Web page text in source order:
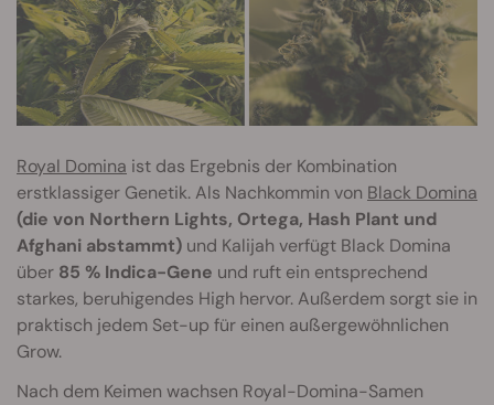
Royal Domina ist das Ergebnis der Kombination
erstklassiger Genetik. Als Nachkommin von Black Domina
(die von Northern Lights, Ortega, Hash Plant und
Afghani abstammt) und Kalijah verfügt Black Domina
über 85 % Indica-Gene und ruft ein entsprechend
starkes, beruhigendes High hervor. Außerdem sorgt sie in
praktisch jedem Set-up für einen außergewöhnlichen
Grow.
Nach dem Keimen wachsen Royal-Domina-Samen